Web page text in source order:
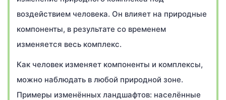
воздействием человека. Он влияет на природные
компоненты, в результате со временем
изменяется весь комплекс.
Как человек изменяет компоненты и комплексы,
можно наблюдать в любой природной зоне.
Примеры изменённых ландшафтов: населённые